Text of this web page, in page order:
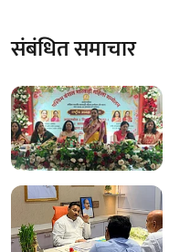
संबंधित समाचार